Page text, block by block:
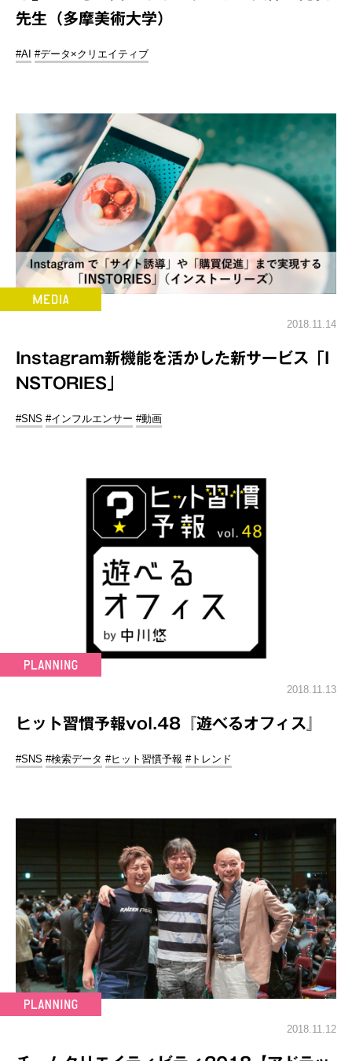
先生（多摩美術大学）
#AI #データ×クリエイティブ
2018.11.14
Instagram新機能を活かした新サービス「I
NSTORIES」
#SNS #インフルエンサー #動画
2018.11.13
ヒット習慣予報vol.48『遊べるオフィス』
#SNS #検索データ #ヒット習慣予報 #トレンド
2018.11.12